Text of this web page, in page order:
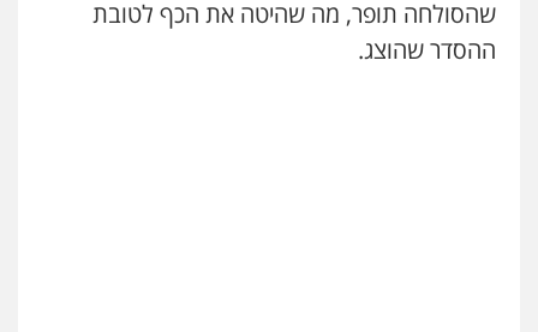
שהסולחה תופר, מה שהיטה את הכף לטובת
ההסדר שהוצג.